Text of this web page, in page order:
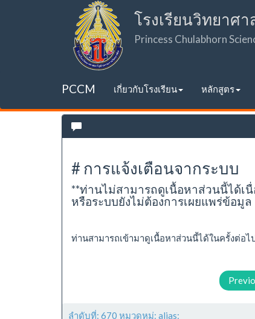
โรงเรียนวิทยาศ
Princess Chulabhorn
PCCM เกี่ยวกับโรงเรียน หลักสูตร
# การแจ้งเตือนจากระบบ
**ท่านไม่สามารถดูเนื้อหาส่วนนี้ได้เ
หรือระบบยังไม่ต้องการเผยแพร่ข้อมูล
ท่านสามารถเข้ามาดูเนื้อหาส่วนนี้ได้ในครั้งต่อไ
ลำดับที่: 670 หมวดหมู่: alias: